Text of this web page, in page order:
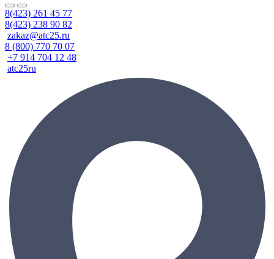
8(423) 261 45 77
8(423) 238 90 82
zakaz@atc25.ru
8 (800) 770 70 07
+7 914 704 12 48
atc25ru